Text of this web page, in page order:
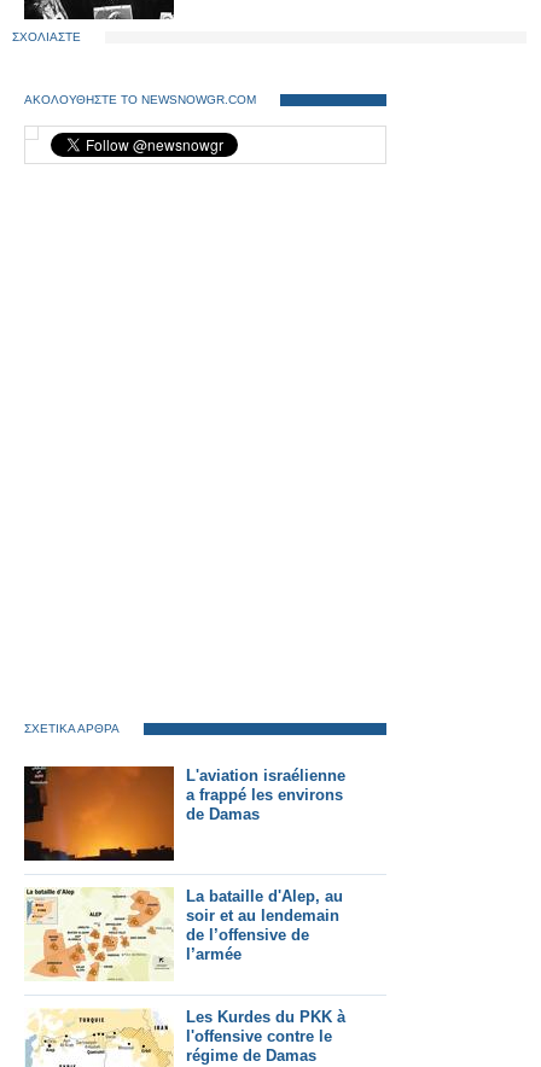
ΣΧΟΛΙΑΣΤΕ
ΑΚΟΛΟΥΘΗΣΤΕ ΤΟ NEWSNOWGR.COM
ΣΧΕΤΙΚΑ ΑΡΘΡΑ
L'aviation israélienne
a frappé les environs
de Damas
La bataille d'Alep, au
soir et au lendemain
de l’offensive de
l’armée
Les Kurdes du PKK à
l'offensive contre le
régime de Damas